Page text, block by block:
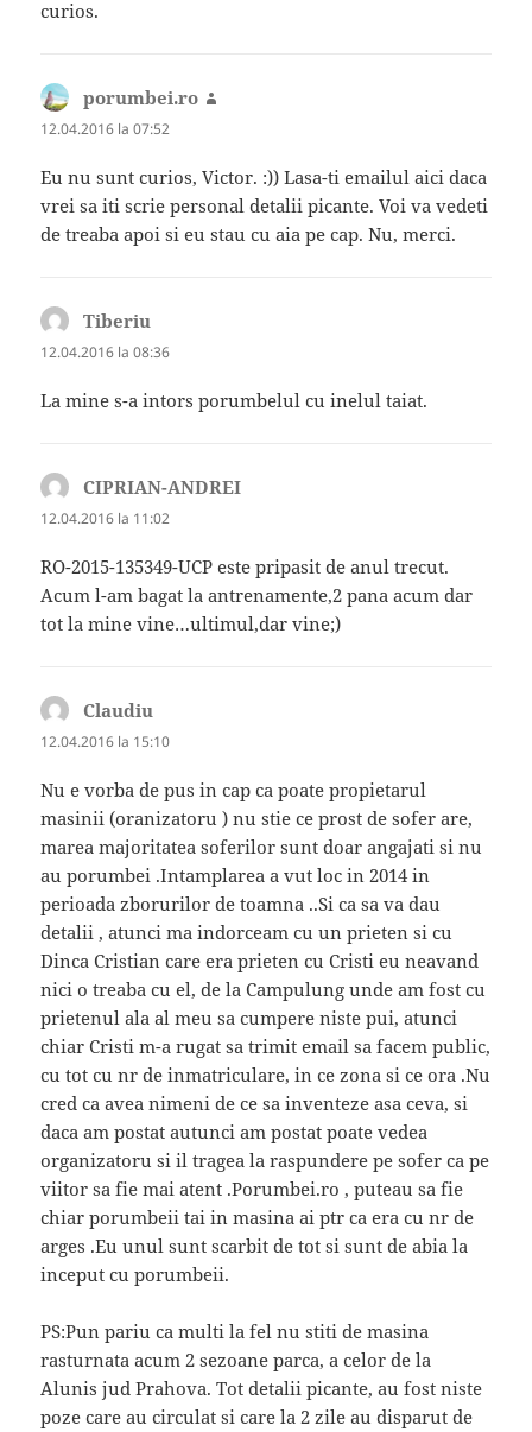
curios.
porumbei.ro
12.04.2016 la 07:52
Eu nu sunt curios, Victor. :)) Lasa-ti emailul aici daca
vrei sa iti scrie personal detalii picante. Voi va vedeti
de treaba apoi si eu stau cu aia pe cap. Nu, merci.
Tiberiu
12.04.2016 la 08:36
La mine s-a intors porumbelul cu inelul taiat.
CIPRIAN-ANDREI
12.04.2016 la 11:02
RO-2015-135349-UCP este pripasit de anul trecut.
Acum l-am bagat la antrenamente,2 pana acum dar
tot la mine vine…ultimul,dar vine;)
Claudiu
12.04.2016 la 15:10
Nu e vorba de pus in cap ca poate propietarul
masinii (oranizatoru ) nu stie ce prost de sofer are,
marea majoritatea soferilor sunt doar angajati si nu
au porumbei .Intamplarea a vut loc in 2014 in
perioada zborurilor de toamna ..Si ca sa va dau
detalii , atunci ma indorceam cu un prieten si cu
Dinca Cristian care era prieten cu Cristi eu neavand
nici o treaba cu el, de la Campulung unde am fost cu
prietenul ala al meu sa cumpere niste pui, atunci
chiar Cristi m-a rugat sa trimit email sa facem public,
cu tot cu nr de inmatriculare, in ce zona si ce ora .Nu
cred ca avea nimeni de ce sa inventeze asa ceva, si
daca am postat autunci am postat poate vedea
organizatoru si il tragea la raspundere pe sofer ca pe
viitor sa fie mai atent .Porumbei.ro , puteau sa fie
chiar porumbeii tai in masina ai ptr ca era cu nr de
arges .Eu unul sunt scarbit de tot si sunt de abia la
inceput cu porumbeii.
PS:Pun pariu ca multi la fel nu stiti de masina
rasturnata acum 2 sezoane parca, a celor de la
Alunis jud Prahova. Tot detalii picante, au fost niste
poze care au circulat si care la 2 zile au disparut de